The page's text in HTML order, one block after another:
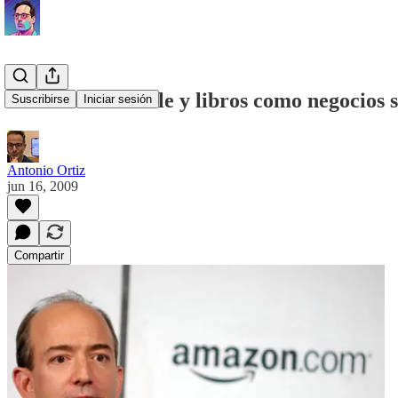
Suscribirse Iniciar sesión
Jeff Bezos: Kindle y libros como negocios
Antonio Ortiz
jun 16, 2009
Compartir